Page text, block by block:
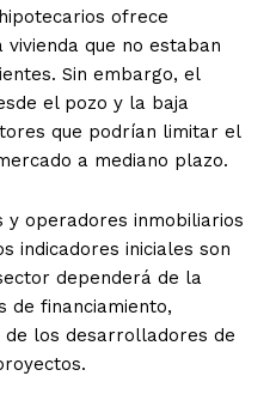
ofrece
que no estaban
Sin embargo, el
el pozo y la baja
que podrían limitar el
a mediano plazo.
operadores inmobiliarios
indicadores iniciales son
dependerá de la
de financiamiento,
de los desarrolladores de